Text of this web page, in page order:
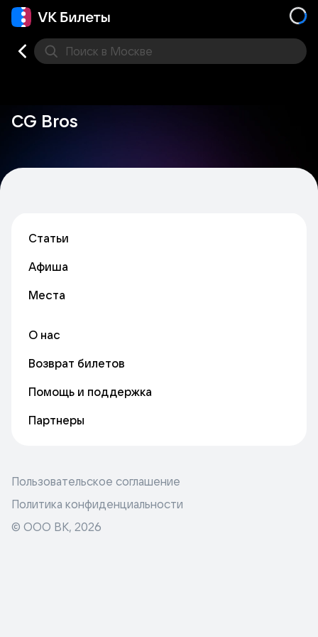
Поиск в Москве
CG Bros
Статьи
Афиша
Места
О нас
Возврат билетов
Помощь и поддержка
Партнеры
Пользовательское соглашение
Политика конфиденциальности
© ООО ВК, 2026